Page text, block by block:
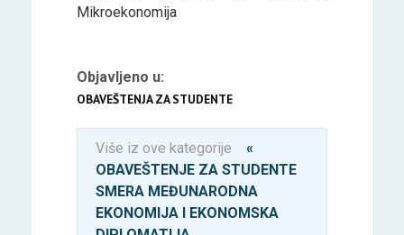
Mikroekonomija
Objavljeno u:
OBAVEŠTENJA ZA STUDENTE
Više iz ove kategorije
«
OBAVEŠTENJE ZA STUDENTE
SMERA MEĐUNARODNA
EKONOMIJA I EKONOMSKA